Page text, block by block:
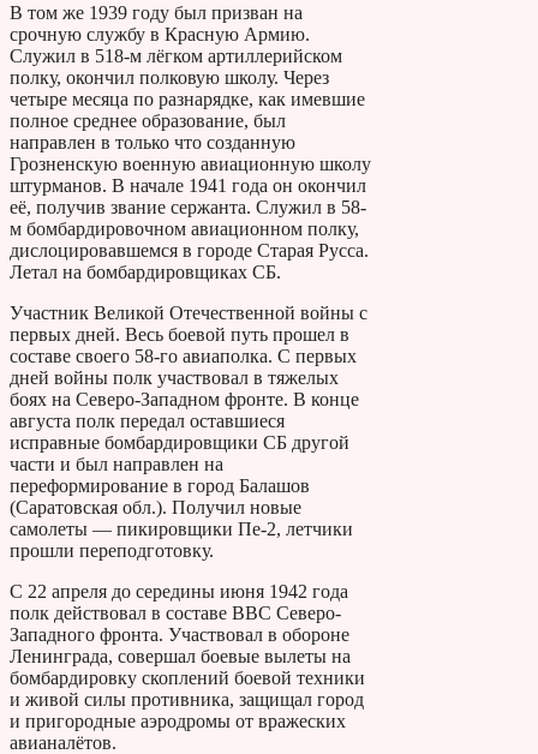
В том же 1939 году был призван на
срочную службу в Красную Армию.
Служил в 518-м лёгком артиллерийском
полку, окончил полковую школу. Через
четыре месяца по разнарядке, как имевшие
полное среднее образование, был
направлен в только что созданную
Грозненскую военную авиационную школу
штурманов. В начале 1941 года он окончил
её, получив звание сержанта. Служил в 58-
м бомбардировочном авиационном полку,
дислоцировавшемся в городе Старая Русса.
Летал на бомбардировщиках СБ.
Участник Великой Отечественной войны с
первых дней. Весь боевой путь прошел в
составе своего 58-го авиаполка. С первых
дней войны полк участвовал в тяжелых
боях на Северо-Западном фронте. В конце
августа полк передал оставшиеся
исправные бомбардировщики СБ другой
части и был направлен на
переформирование в город Балашов
(Саратовская обл.). Получил новые
самолеты — пикировщики Пе-2, летчики
прошли переподготовку.
С 22 апреля до середины июня 1942 года
полк действовал в составе ВВС Северо-
Западного фронта. Участвовал в обороне
Ленинграда, совершал боевые вылеты на
бомбардировку скоплений боевой техники
и живой силы противника, защищал город
и пригородные аэродромы от вражеских
авианалётов.